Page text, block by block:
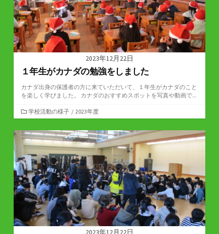
2023年12月22日
１年生がカナダの勉強をしました
カナダ出身の保護者の方に来ていただいて、１年生がカナダのこと
を楽しく学びました。 カナダのおすすめスポットを写真や動画で...
カ
テ
ゴ
リ
ー
学校活動の様子 / 2023年度